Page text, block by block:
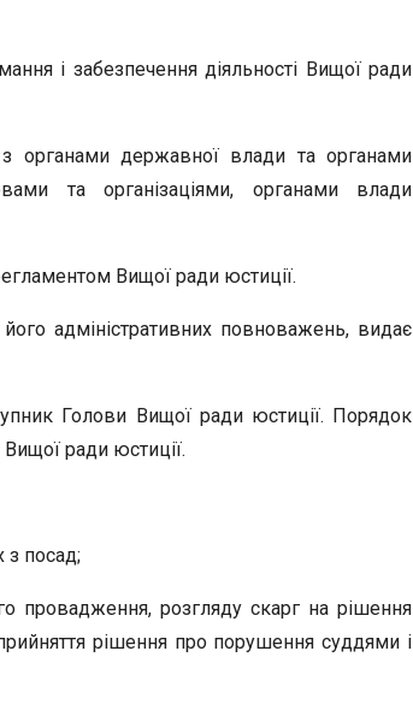
і забезпечення діяльності Вищої ради
органами державної влади та органами
та організаціями, органами влади
Вищої ради юстиції.
адміністративних повноважень, видає
Голови Вищої ради юстиції. Порядок
ради юстиції.
з посад;
провадження, розгляду скарг на рішення
рішення про порушення суддями і